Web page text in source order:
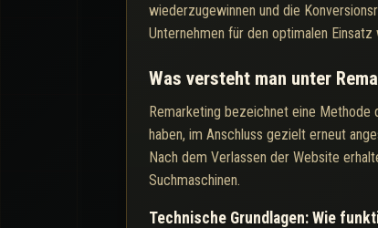
wiederzugewinnen und die
Unternehmen für den optimalen Einsatz
Was versteht man unter
Remarketing bezeichnet eine
haben, im Anschluss gezielt erneut
Nach dem Verlassen der Website
Suchmaschinen.
Technische Grundlagen: Wie